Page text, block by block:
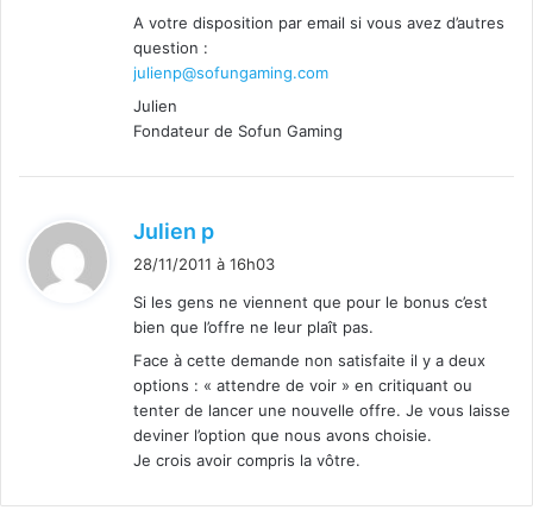
A votre disposition par email si vous avez d’autres
question :
julienp@sofungaming.com
Julien
Fondateur de Sofun Gaming
Julien p
:
28/11/2011 à 16h03
Si les gens ne viennent que pour le bonus c’est
bien que l’offre ne leur plaît pas.
Face à cette demande non satisfaite il y a deux
options : « attendre de voir » en critiquant ou
tenter de lancer une nouvelle offre. Je vous laisse
deviner l’option que nous avons choisie.
Je crois avoir compris la vôtre.